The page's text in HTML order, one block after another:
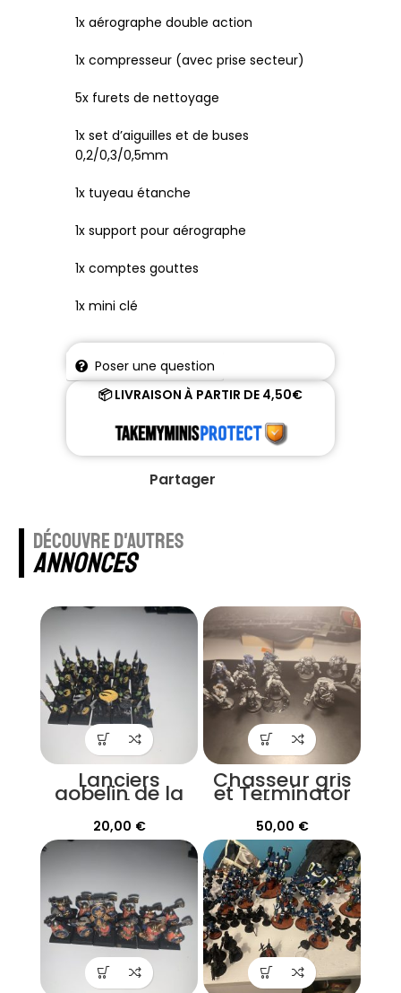
1x aérographe double action
1x compresseur (avec prise secteur)
5x furets de nettoyage
1x set d’aiguilles et de buses
0,2/0,3/0,5mm
1x tuyeau étanche
1x support pour aérographe
1x comptes gouttes
1x mini clé
Poser une question
📦 LIVRAISON À PARTIR DE 4,50€
Partager
découvre d'autres
annonces
Lanciers
gobelin de la
nuit
20,00 €
Chasseur gris
et Terminator
Wolf Guard
50,00 €